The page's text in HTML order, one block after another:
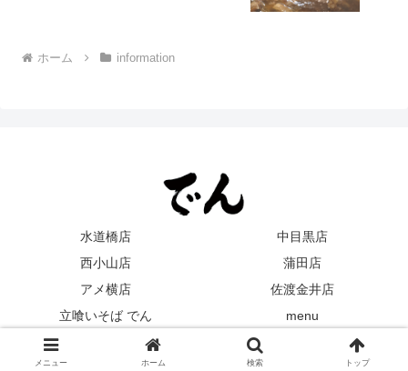
ホーム information
水道橋店
中目黒店
西小山店
蒲田店
アメ横店
佐渡金井店
立喰いそば でん
menu
© 2024 もつ焼でん.
メニュー ホーム 検索 トップ